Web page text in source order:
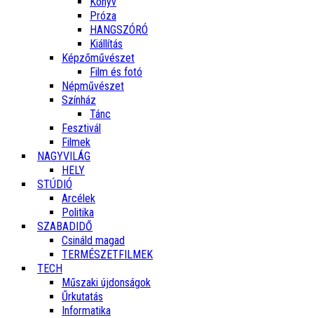
Próza
HANGSZÓRÓ
Kiállítás
Képzőművészet
Film és fotó
Népművészet
Színház
Tánc
Fesztivál
Filmek
NAGYVILÁG
HELY
STÚDIÓ
Arcélek
Politika
SZABADIDŐ
Csináld magad
TERMÉSZETFILMEK
TECH
Műszaki újdonságok
Űrkutatás
Informatika